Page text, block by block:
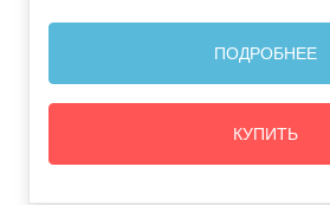
ПОДРОБНЕЕ
КУПИТЬ